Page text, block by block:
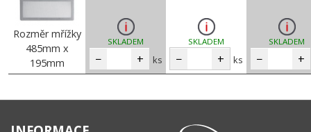
Rozměr mřížky
485mm x
195mm
SKLADEM
− + ks
SKLADEM
− + ks
SKLADEM
− +